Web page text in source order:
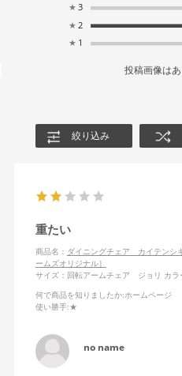
★ 3
★ 2
★ 1
投稿画像はあ
絞り込み
重たい
商品名： ダイニングチェア カイテン
ームズオリジナル］
サイズ：回転アームチェア ジョリ カラ
何で商品を知りましたか:ホームページ
使い勝手:★
no name